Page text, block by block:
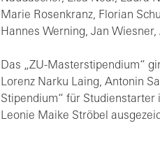
Marie Rosenkranz, Florian
Hannes Werning, Jan
Das „ZU-Masterstipendium“
Lorenz Narku Laing, Antonin
Stipendium“ für Studienstarter
Leonie Maike Ströbel